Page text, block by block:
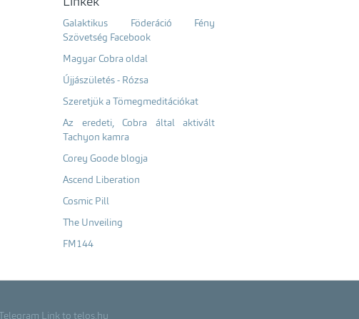
Galaktikus Föderáció Fény
Szövetség Facebook
Magyar Cobra oldal
Újjászületés - Rózsa
Szeretjük a Tömegmeditációkat
Az eredeti, Cobra által aktivált
Tachyon kamra
Corey Goode blogja
Ascend Liberation
Cosmic Pill
The Unveiling
FM144
Telegram Link to telos.hu